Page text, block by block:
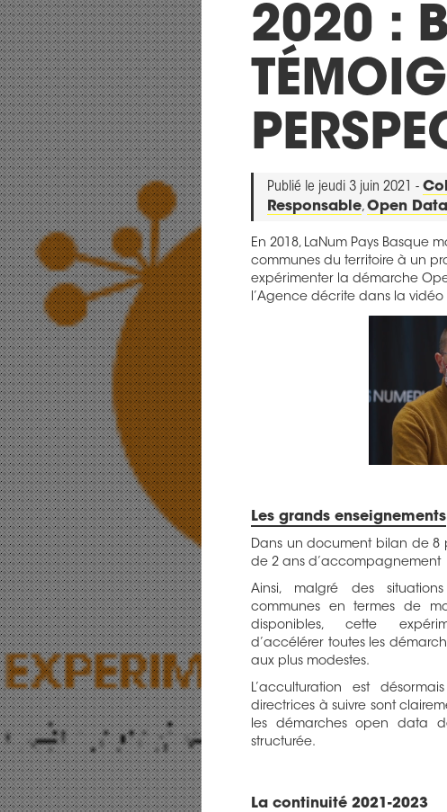
2020 :
Publié le jeudi 3 juin 2021 -
Responsable,Open Data
En 2018, LaNum Pays Basque
communes du territoire à un
expérimenter la démarche
l’Agence décrite dans la vidéo
Les grands enseignements
Dans un document bilan de 8
de 2 ans d’accompagnement
Ainsi, malgré des
communes en termes de
disponibles, cette
d’accélérer toutes les
aux plus modestes.
L’acculturation est
directrices à suivre sont
les démarches open data
structurée.
La continuité 2021-2023